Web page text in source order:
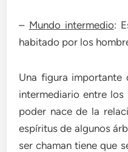
– Mundo intermedio:
habitado por los
Una figura importante
intermediario entre los
poder nace de la
espíritus de algunos
ser chaman tiene que